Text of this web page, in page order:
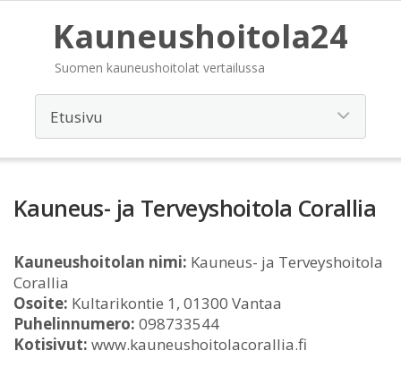
Kauneushoitola24
Suomen kauneushoitolat vertailussa
Kauneus- ja Terveyshoitola Corallia
Kauneushoitolan nimi: Kauneus- ja Terveyshoitola
Corallia
Osoite: Kultarikontie 1, 01300 Vantaa
Puhelinnumero: 098733544
Kotisivut: www.kauneushoitolacorallia.fi